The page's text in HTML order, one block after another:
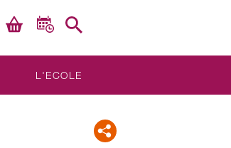
PANIERCALENDRIERRECHERCHE
L'ECOLE